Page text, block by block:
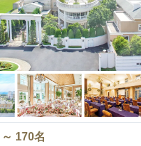
～ 170名